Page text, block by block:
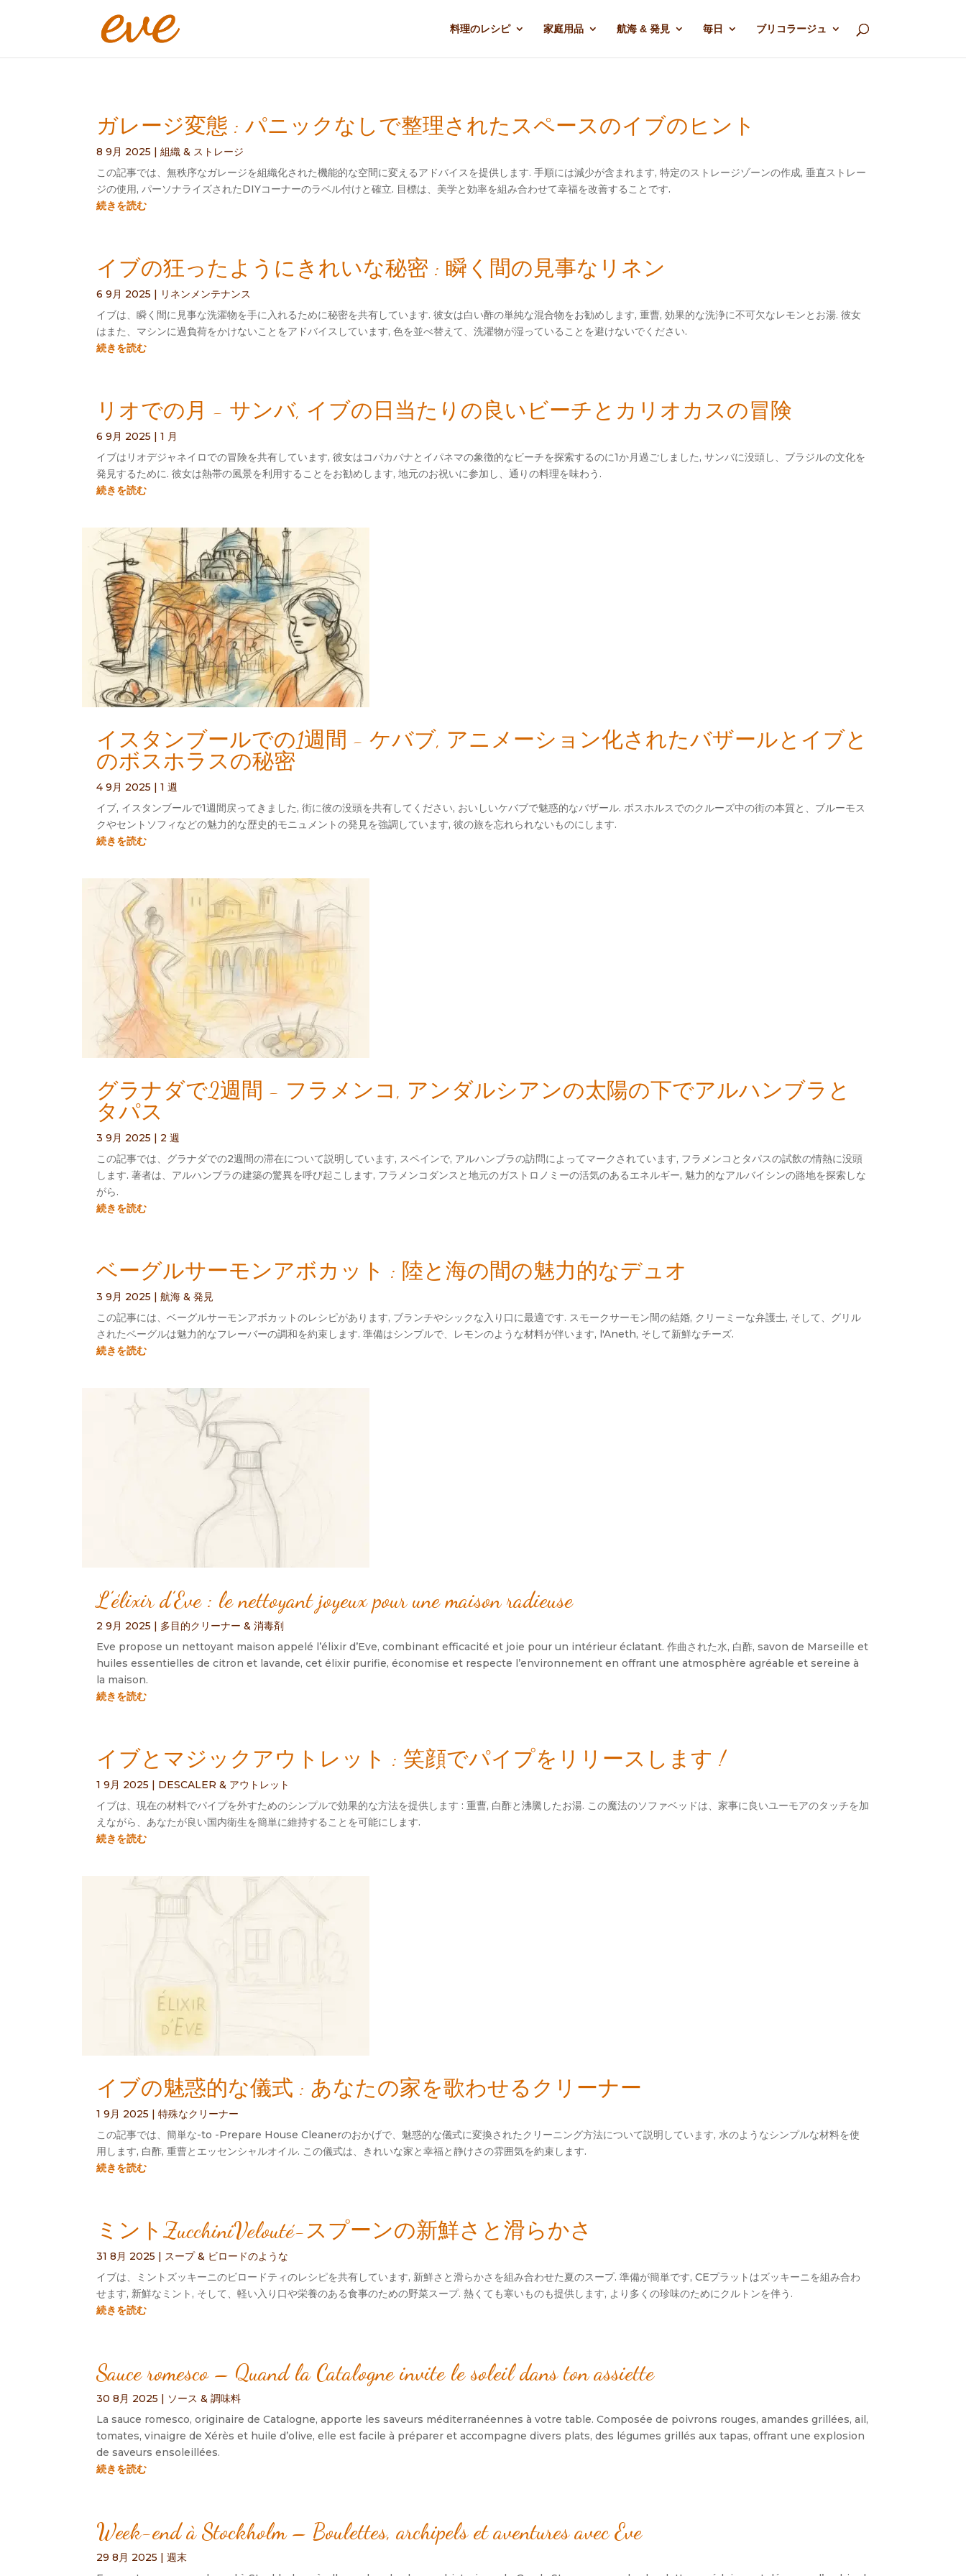
料理のレシピ 家庭用品 航海 & 発見 毎日 ブリコラージュ
ガレージ変態 : パニックなしで整理されたスペースのイブのヒント
8 9月 2025 |組織 & ストレージ
この記事では、無秩序なガレージを組織化された機能的な空間に変えるアドバイスを提供します. 手順には減少が含まれます, 特定のストレージゾーンの作成, 垂直ストレー
ジの使用, パーソナライズされたDIYコーナーのラベル付けと確立. 目標は、美学と効率を組み合わせて幸福を改善することです.
続きを読む
イブの狂ったようにきれいな秘密 : 瞬く間の見事なリネン
6 9月 2025 | リネンメンテナンス
イブは、瞬く間に見事な洗濯物を手に入れるために秘密を共有しています. 彼女は白い酢の単純な混合物をお勧めします, 重曹, 効果的な洗浄に不可欠なレモンとお湯. 彼女
はまた、マシンに過負荷をかけないことをアドバイスしています, 色を並べ替えて、洗濯物が湿っていることを避けないでください.
続きを読む
リオでの月 - サンバ, イブの日当たりの良いビーチとカリオカスの冒険
6 9月 2025 |1 月
イブはリオデジャネイロでの冒険を共有しています, 彼女はコパカバナとイパネマの象徴的なビーチを探索するのに1か月過ごしました, サンバに没頭し、ブラジルの文化を
発見するために. 彼女は熱帯の風景を利用することをお勧めします, 地元のお祝いに参加し、通りの料理を味わう.
続きを読む
イスタンブールでの1週間 - ケバブ, アニメーション化されたバザールとイブと
のボスホラスの秘密
4 9月 2025 |1 週
イブ, イスタンブールで1週間戻ってきました, 街に彼の没頭を共有してください, おいしいケバブで魅惑的なバザール. ボスホルスでのクルーズ中の街の本質と、ブルーモス
クやセントソフィなどの魅力的な歴史的モニュメントの発見を強調しています, 彼の旅を忘れられないものにします.
続きを読む
グラナダで2週間 - フラメンコ, アンダルシアンの太陽の下でアルハンブラと
タパス
3 9月 2025 | 2 週
この記事では、グラナダでの2週間の滞在について説明しています, スペインで, アルハンブラの訪問によってマークされています, フラメンコとタパスの試飲の情熱に没頭
します. 著者は、アルハンブラの建築の驚異を呼び起こします, フラメンコダンスと地元のガストロノミーの活気のあるエネルギー, 魅力的なアルバイシンの路地を探索しな
がら.
続きを読む
ベーグルサーモンアボカット : 陸と海の間の魅力的なデュオ
3 9月 2025 |航海 & 発見
この記事には、ベーグルサーモンアボカットのレシピがあります, ブランチやシックな入り口に最適です. スモークサーモン間の結婚, クリーミーな弁護士, そして、グリル
されたベーグルは魅力的なフレーバーの調和を約束します. 準備はシンプルで、レモンのような材料が伴います, l'Aneth, そして新鮮なチーズ.
続きを読む
L’élixir d’Eve: le nettoyant joyeux pour une maison radieuse
2 9月 2025 | 多目的クリーナー & 消毒剤
Eve propose un nettoyant maison appelé l’élixir d’Eve,combinant efficacité et joie pour un intérieur éclatant. 作曲された水, 白酢,savon de Marseille et
huiles essentielles de citron et lavande,cet élixir purifie,économise et respecte l’environnement en offrant une atmosphère agréable et sereine à
la maison.
続きを読む
イブとマジックアウトレット : 笑顔でパイプをリリースします !
1 9月 2025 | DESCALER & アウトレット
イブは、現在の材料でパイプを外すためのシンプルで効果的な方法を提供します : 重曹, 白酢と沸騰したお湯. この魔法のソファベッドは、家事に良いユーモアのタッチを加
えながら、あなたが良い国内衛生を簡単に維持することを可能にします.
続きを読む
イブの魅惑的な儀式 : あなたの家を歌わせるクリーナー
1 9月 2025 |特殊なクリーナー
この記事では、簡単な-to -Prepare House Cleanerのおかげで、魅惑的な儀式に変換されたクリーニング方法について説明しています, 水のようなシンプルな材料を使
用します, 白酢, 重曹とエッセンシャルオイル. この儀式は、きれいな家と幸福と静けさの雰囲気を約束します.
続きを読む
ミントZucchiniVelouté-スプーンの新鮮さと滑らかさ
31 8月 2025 | スープ & ビロードのような
イブは、ミントズッキーニのビロードティのレシピを共有しています, 新鮮さと滑らかさを組み合わせた夏のスープ. 準備が簡単です, CEプラットはズッキーニを組み合わ
せます, 新鮮なミント, そして、軽い入り口や栄養のある食事のための野菜スープ. 熱くても寒いものも提供します, より多くの珍味のためにクルトンを伴う.
続きを読む
Sauce romesco – Quand la Catalogne invite le soleil dans ton assiette
30 8月 2025 | ソース & 調味料
La sauce romesco,originaire de Catalogne,apporte les saveurs méditerranéennes à votre table.Composée de poivrons rouges,amandes grillées,ail,
tomates,vinaigre de Xérès et huile d’olive,elle est facile à préparer et accompagne divers plats,des légumes grillés aux tapas,offrant une explosion
de saveurs ensoleillées.
続きを読む
Week-end à Stockholm – Boulettes,archipels et aventures avec Eve
29 8月 2025 |週末